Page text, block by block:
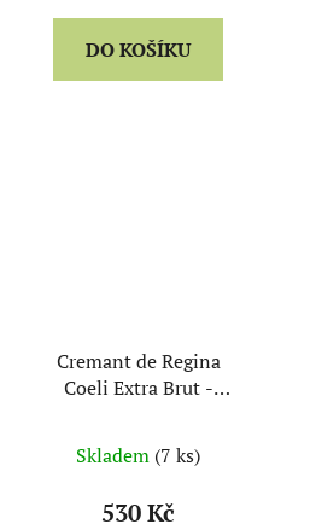
DO KOŠÍKU
Cremant de Regina
Coeli Extra Brut -
Skladem (7 ks)
530 Kč